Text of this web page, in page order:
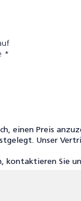
*
einen Preis
Unser
kontaktieren Sie